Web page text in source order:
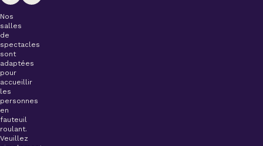
Nos
salles
de
spectacles
sont
adaptées
pour
accueillir
les
personnes
en
fauteuil
roulant.
Veuillez